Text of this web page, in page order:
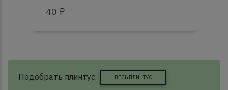
40 ₽
Подобрать плинтус ВЕСЬ ПЛИНТУС